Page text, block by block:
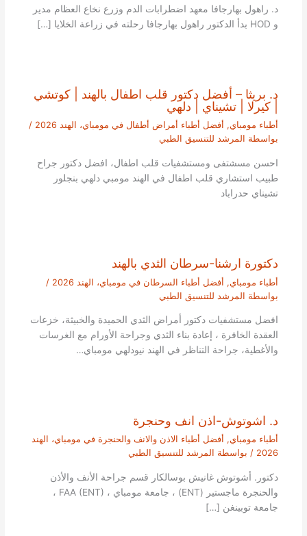
د. راهول بهارجافا معهد اضطرابات الدم وزرع نخاع العظام مدير
و HOD بدأ الدكتور راهول بهارجافا رحلته في زراعة الخلايا […]
د. بريثا – أفضل دكتور قلب اطفال بالهند | كوتشي
| كيرلا | تشيناي | دلهي
أطباء مومباي, أفضل أطباء أمراض أطفال في مومباي، الهند 2026
/
بواسطة المرشد للتنسيق الطبي
احسن مسشتفى ومستشفيات قلب اطفال، افضل دكتور جراح
طبيب استشاري قلب اطفال في الهند مومبي دلهي بنجلور
تشيناي حدراباد
دكتورة ارشنا-سرطان الثدي بالهند
أطباء مومباي, أفضل أطباء السرطان في مومباي، الهند 2026
/
بواسطة المرشد للتنسيق الطبي
افضل مستشفيات دكتور أمراض الثدي الحميدة والخبيثة، خزعات
العقدة الخافرة ، إعادة بناء الثدي وجراحة الأورام مع الغرسات
والأغطية، جراحة التناظر في الهند نيودلهي مومباي…
د. اشوتوش-اذن انف وحنجرة
أطباء مومباي, أفضل أطباء الاذن والانف والحنجرة في مومباي، الهند
2026 / بواسطة المرشد للتنسيق الطبي
دكتور. أشوتوش غانيش بوسالكار قسم جراحة الأنف والأذن
والحنجرة ماجستير (ENT) ، جامعة مومباي ، FAA (ENT) ،
جامعة توبينغن […]